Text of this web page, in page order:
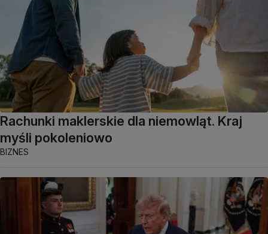
Rachunki maklerskie dla niemowląt. Kraj
myśli pokoleniowo
BIZNES